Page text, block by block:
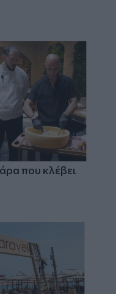
που κλέβει